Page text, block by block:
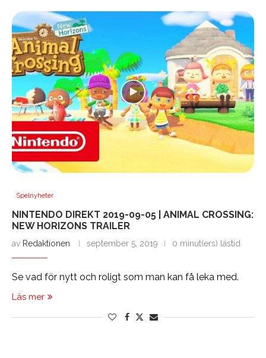
Spelnyheter
NINTENDO DIREKT 2019-09-05 | ANIMAL CROSSING:
NEW HORIZONS TRAILER
av Redaktionen september 5, 2019 0 minut(ers) lästid
Se vad för nytt och roligt som man kan få leka med.
Läs mer